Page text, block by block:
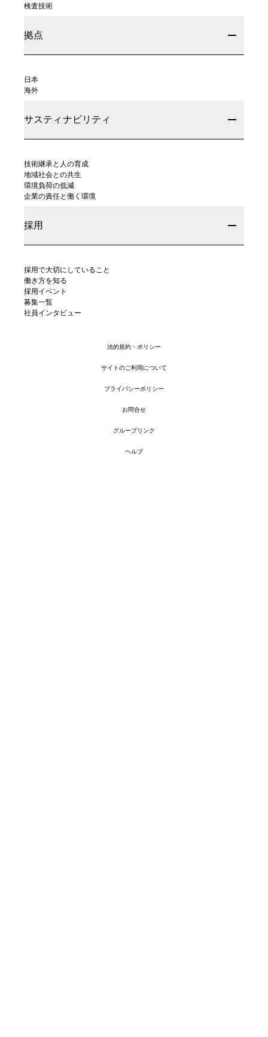
検査技術
拠点
日本
海外
サスティナビリティ
技術継承と人の育成
地域社会との共生
環境負荷の低減
企業の責任と働く環境
採用
採用で大切にしていること
働き方を知る
採用イベント
募集一覧
社員インタビュー
法的規約・ポリシー
サイトのご利用について
プライバシーポリシー
お問合せ
グループリンク
ヘルプ